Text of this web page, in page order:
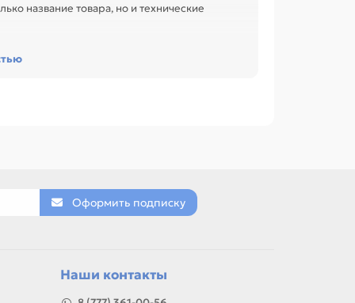
название товара, но и технические
сервисного центра или техники с
можно использовать для замены,
Оформить подписку
Наши контакты